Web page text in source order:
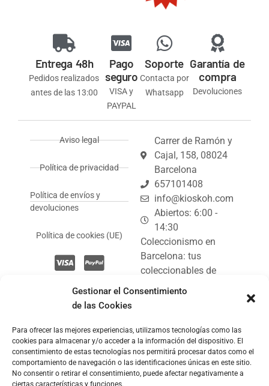
Gestionar el Consentimiento
de las Cookies
Para ofrecer las mejores experiencias, utilizamos tecnologías como las
cookies para almacenar y/o acceder a la información del dispositivo. El
consentimiento de estas tecnologías nos permitirá procesar datos como el
comportamiento de navegación o las identificaciones únicas en este sitio.
No consentir o retirar el consentimiento, puede afectar negativamente a
ciertas características y funciones.
Entrega 48h
Pedidos realizados
antes de las 13:00
Pago
seguro
VISA y
PAYPAL
Soporte
Contacta por
Whatsapp
Garantía de
compra
Devoluciones
Aviso legal
Política de privacidad
Política de envíos y
devoluciones
Política de cookies (UE)
Carrer de Ramón y
Cajal, 158, 08024
Barcelona
657101408
info@kioskoh.com
Abiertos: 6:00 -
14:30
Coleccionismo en
Barcelona: tus
coleccionables de
Kiosko.